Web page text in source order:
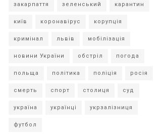
закарпаття зеленський карантин
київ коронавірус корупція
кримінал львів мобілізація
новини України обстріл погода
польща політика поліція росія
смерть спорт столиця суд
україна українці укрзалізниця
футбол